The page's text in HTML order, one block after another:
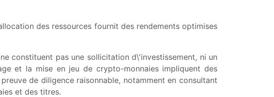
des ressources fournit des rendements optimises
constituent pas une sollicitation d\'investissement, ni un
et la mise en jeu de crypto-monnaies impliquent des
de diligence raisonnable, notamment en consultant
et des titres.